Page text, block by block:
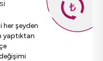
her şeyden
yaptıktan